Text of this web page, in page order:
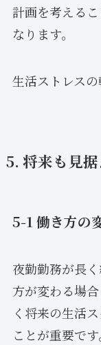
計画を考える
なります。
生活ストレスの
5. 将来も見
5-1 働き方の
夜勤勤務が長
方が変わる場
く将来の生活
ことが重要です